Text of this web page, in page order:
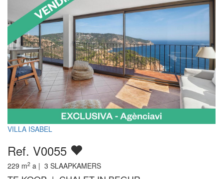
VILLA ISABEL
Ref. V0055
229 m2 a | 3 SLAAPKAMERS